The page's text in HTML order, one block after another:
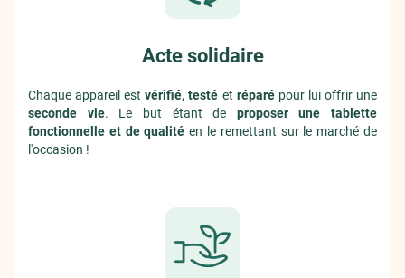
Acte solidaire
Chaque appareil estvérifié,testé et réparépour lui offrir une
seconde vie. Le but étant de proposer une tablette
fonctionnelle et de qualité en le remettant sur le marché de
l'occasion !